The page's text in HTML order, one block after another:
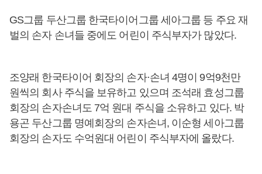
GS그룹 두산그룹 한국타이어그룹 세아그룹 등 주요 재
벌의 손자 손녀들 중에도 어린이 주식부자가 많았다.
조양래 한국타이어 회장의 손자·손녀 4명이 9억9천만
원씩의 회사 주식을 보유하고 있으며 조석래 효성그룹
회장의 손자손녀도 7억 원대 주식을 소유하고 있다. 박
용곤 두산그룹 명예회장의 손자손녀, 이순형 세아그룹
회장의 손자도 수억원대 어린이 주식부자에 올랐다.